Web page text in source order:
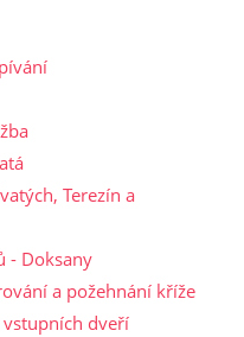
Terezín a
- Doksany
a požehnání kříže
dveří